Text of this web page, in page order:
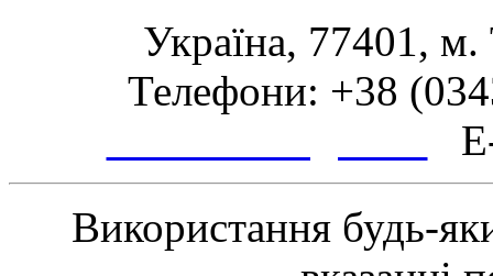
Україна, 77401,
Телефони: +38
Використання будь-